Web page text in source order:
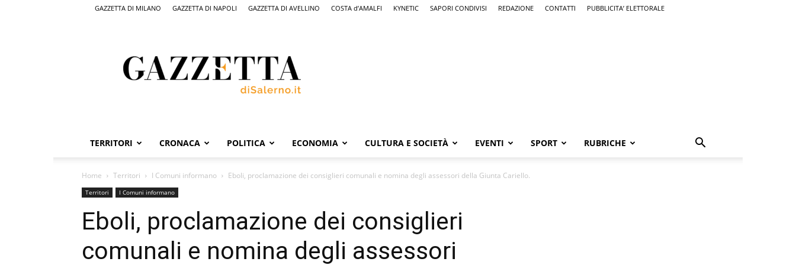
GAZZETTA DI MILANO GAZZETTA DI NAPOLI GAZZETTA DI AVELLINO COSTA d’AMALFI KYNETIC SAPORI CONDIVISI REDAZIONE CONTATTI PUBBLICITA’ ELETTORALE
Salerno,
il
quotidiano
Salerno
TERRITORI CRONACA POLITICA ECONOMIA CULTURA E SOCIETÀ EVENTI SPORT RUBRICHE
Home Territori I Comuni informano Eboli, proclamazione dei consiglieri comunali e nomina degli assessori della Giunta Cariello.
Territori I Comuni informano
Eboli, proclamazione dei consiglieri
comunali e nomina degli assessori